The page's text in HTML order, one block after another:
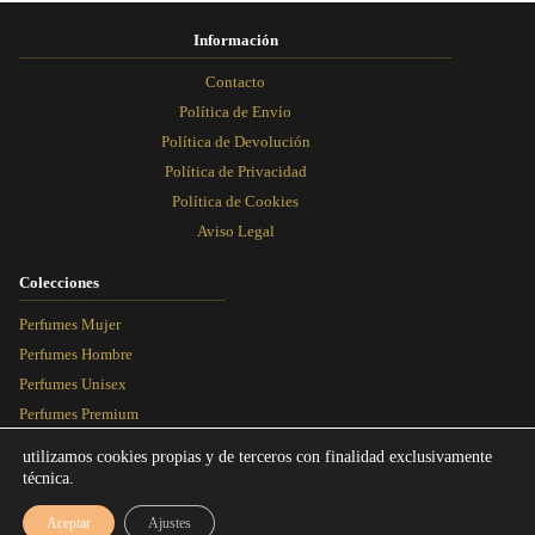
producto
producto
producto
producto
Información
Contacto
Política de Envío
Política de Devolución
Política de Privacidad
Política de Cookies
Aviso Legal
Colecciones
Perfumes Mujer
Perfumes Hombre
Perfumes Unisex
Perfumes Premium
utilizamos cookies propias y de terceros con finalidad exclusivamente
técnica.
Aceptar Ajustes